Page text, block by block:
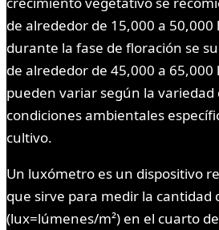
de alrededor de 15,000 a
durante la fase de floración se
de alrededor de 45,000 a 65,000
pueden variar según la variedad
condiciones ambientales
cultivo.
Un luxómetro es un dispositivo
que sirve para medir la cantidad
(lux=lúmenes/m²) en el cuarto